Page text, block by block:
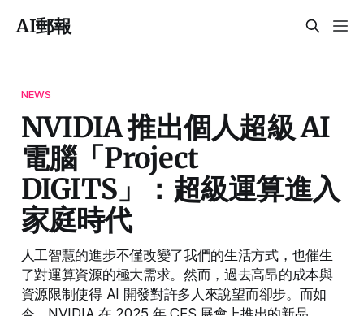
AI郵報
NEWS
NVIDIA 推出個人超級 AI
電腦「Project
DIGITS」：超級運算進入
家庭時代
人工智慧的進步不僅改變了我們的生活方式，也催生
了對運算資源的極大需求。然而，過去高昂的成本與
資源限制使得 AI 開發對許多人來說望而卻步。而如